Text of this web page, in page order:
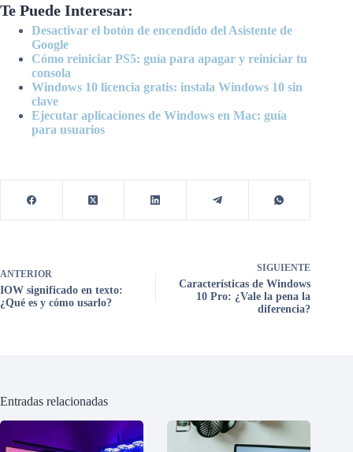
Te Puede Interesar:
Desactivar el botón de encendido del Asistente de
Google
Cómo reiniciar PS5: guía para apagar y reiniciar tu
consola
Windows 10 licencia gratis: instala Windows 10 sin
clave
Ejecutar aplicaciones de Windows en Mac: guía
para usuarios
ANTERIOR
IOW significado en texto:
¿Qué es y cómo usarlo?
SIGUIENTE
Características de Windows
10 Pro: ¿Vale la pena la
diferencia?
Entradas relacionadas